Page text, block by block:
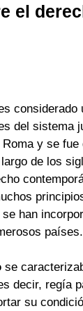
el
considerado
del sistema
y se
de los
han
países.
se
decir, regía
su